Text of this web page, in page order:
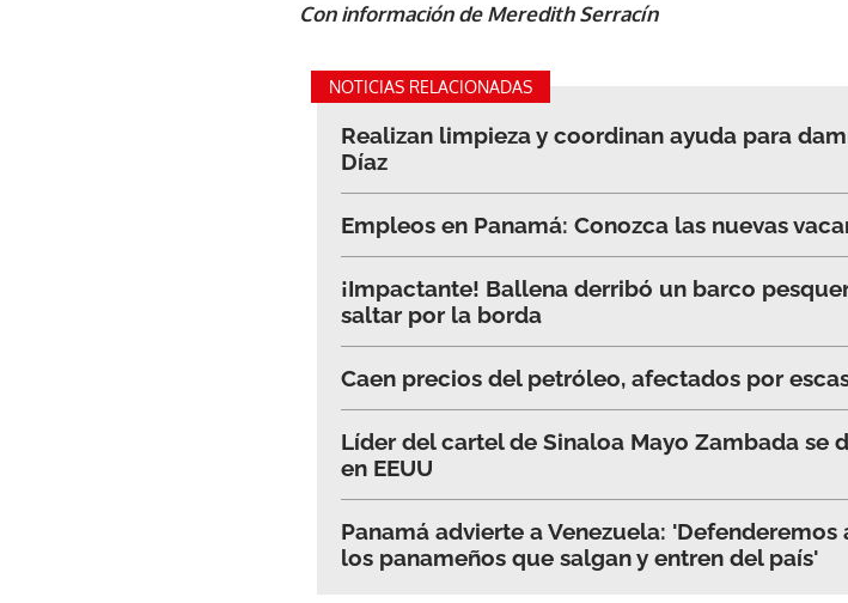
Gracias por suscribirte
Con información de Meredith Serracín
NOTICIAS RELACIONADAS
Realizan limpieza y coordinan ayuda para
Díaz
Empleos en Panamá: Conozca las nuevas
¡Impactante! Ballena derribó un barco
saltar por la borda
Caen precios del petróleo, afectados por
Líder del cartel de Sinaloa Mayo Zambada
en EEUU
Panamá advierte a Venezuela:
los panameños que salgan y entren del país'